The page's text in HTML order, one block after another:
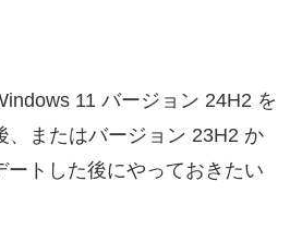
11 バージョン 24H2 を
、またはバージョン 23H2 か
ートした後にやっておきたい